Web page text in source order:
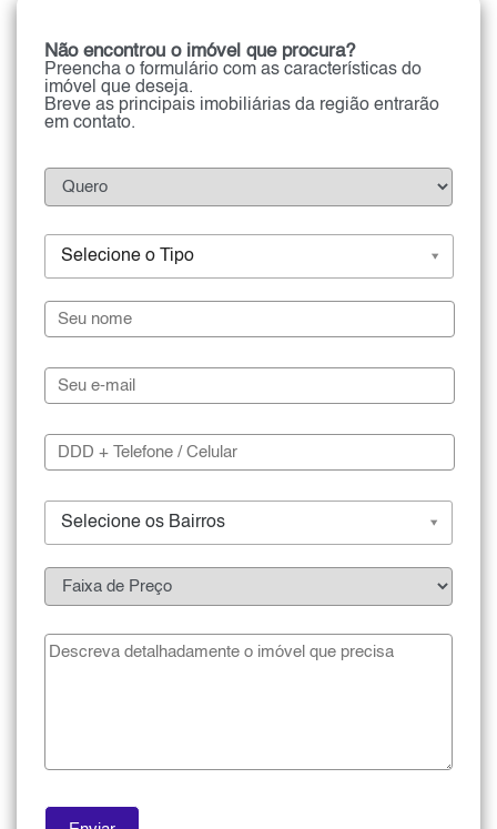
Não encontrou o imóvel que procura?
Preencha o formulário com as características do
imóvel que deseja.
Breve as principais imobiliárias da região entrarão
em contato.
Selecione o Tipo
Selecione os Bairros